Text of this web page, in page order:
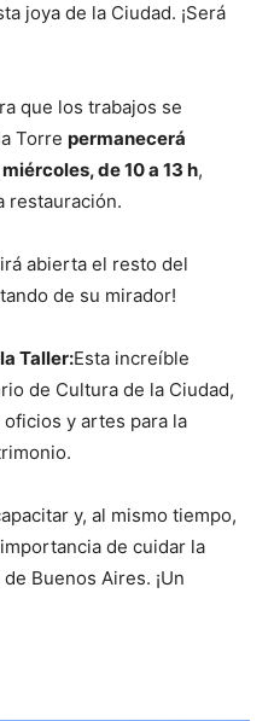
joya de la Ciudad. ¡Será
que los trabajos se
Torre permanecerá
de 10 a 13 h,
restauración.
abierta el resto del
de su mirador!
Taller:Esta increíble
de Cultura de la Ciudad,
y artes para la
y, al mismo tiempo,
de cuidar la
Buenos Aires. ¡Un